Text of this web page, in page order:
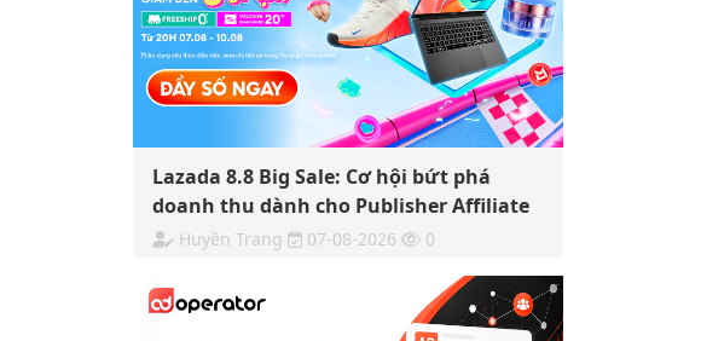
Lazada 8.8 Big Sale: Cơ hội bứt phá
doanh thu dành cho Publisher Affiliate
Huyền Trang 07-08-2026 0